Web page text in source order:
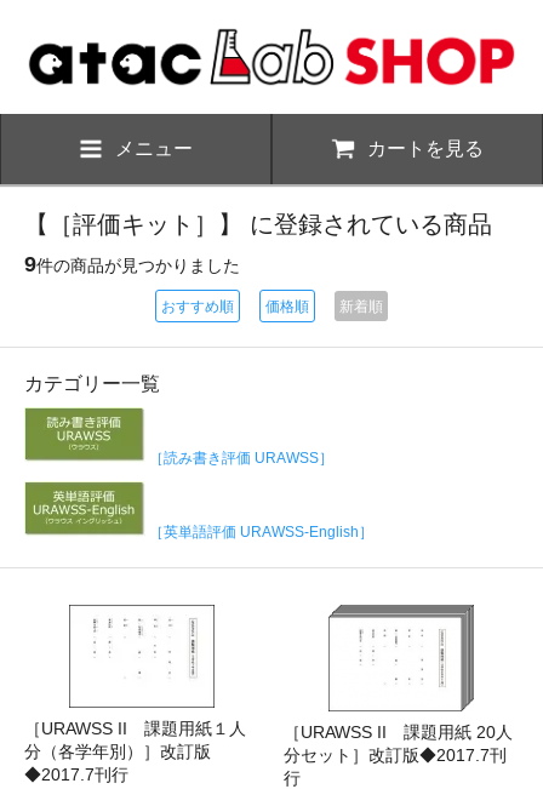
メニュー カートを見る
【［評価キット］】 に登録されている商品
9件の商品が見つかりました
おすすめ順 価格順 新着順
カテゴリー一覧
［読み書き評価 URAWSS］
［英単語評価 URAWSS-English］
［URAWSS II 課題用紙１人
分（各学年別）］改訂版
◆2017.7刊行
［URAWSS II 課題用紙 20人
分セット］改訂版◆2017.7刊
行